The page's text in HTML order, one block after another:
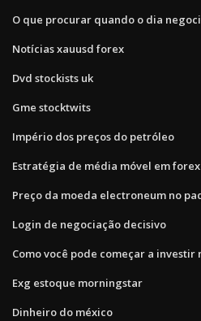
O que procurar quando o dia
Notícias xauusd forex
Dvd stockists uk
Gme stocktwits
Império dos preços do petróleo
Estratégia de média móvel em forex
Preço da moeda electroneum no
Login de negociação decisivo
Como você pode começar a investir
Exg estoque morningstar
Dinheiro do méxico